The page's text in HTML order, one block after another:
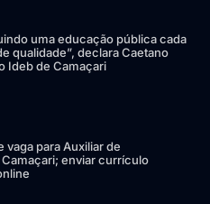
uma educação pública cada
qualidade”, declara Caetano
Ideb de Camaçari
vaga para Auxiliar de
enviar currículo